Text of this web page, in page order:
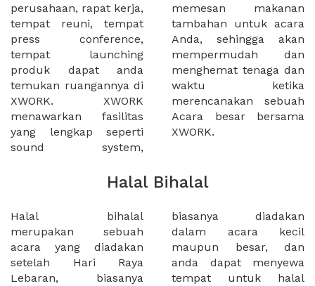
perusahaan, rapat kerja,
tempat reuni, tempat
press conference,
tempat launching
produk dapat anda
temukan ruangannya di
XWORK. XWORK
menawarkan fasilitas
yang lengkap seperti
sound system,
memesan makanan
tambahan untuk acara
Anda, sehingga akan
mempermudah dan
menghemat tenaga dan
waktu ketika
merencanakan sebuah
Acara besar bersama
XWORK.
Halal Bihalal
Halal bihalal
merupakan sebuah
acara yang diadakan
setelah Hari Raya
Lebaran, biasanya
biasanya diadakan
dalam acara kecil
maupun besar, dan
anda dapat menyewa
tempat untuk halal